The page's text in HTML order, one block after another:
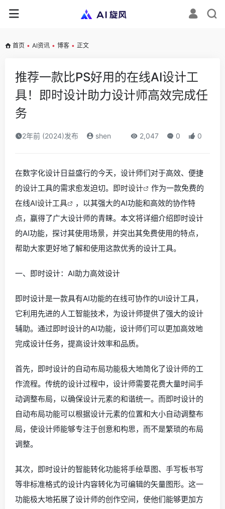
首页 • AI资讯 • 博客 • 正文
推荐一款比PS好用的在线AI设计工
具！即时设计助力设计师高效完成任
务
2年前 (2024)发布 shen 2,047 0 0
在数字化设计日益盛行的今天，设计师们对于高效、便捷
的设计工具的需求愈发迫切。 即时设计
作为一款免费的
在线AI设计工具
，以其强大的AI功能和高效的协作特
点，赢得了广大设计师的青睐。本文将详细介绍即时设计
的AI功能，探讨其使用场景，并突出其免费使用的特点，
帮助大家更好地了解和使用这款优秀的设计工具。
一、即时设计：AI助力高效设计
即时设计是一款具有AI功能的在线可协作的UI设计工具，
它利用先进的人工智能技术，为设计师提供了强大的设计
辅助。通过即时设计的AI功能，设计师们可以更加高效地
完成设计任务，提高设计效率和品质。
首先，即时设计的自动布局功能极大地简化了设计师的工
作流程。传统的设计过程中，设计师需要花费大量时间手
动调整布局，以确保设计元素的和谐统一。而即时设计的
自动布局功能可以根据设计元素的位置和大小自动调整布
局，使设计师能够专注于创意和构思，而不是繁琐的布局
调整。
其次，即时设计的智能转化功能将手绘草图、手写板书写
等非标准格式的设计内容转化为可编辑的矢量图形。这一
功能极大地拓展了设计师的创作空间，使他们能够更加方